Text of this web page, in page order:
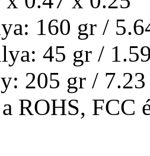
160 gr /
45 gr /
205 gr /
ROHS, FCC